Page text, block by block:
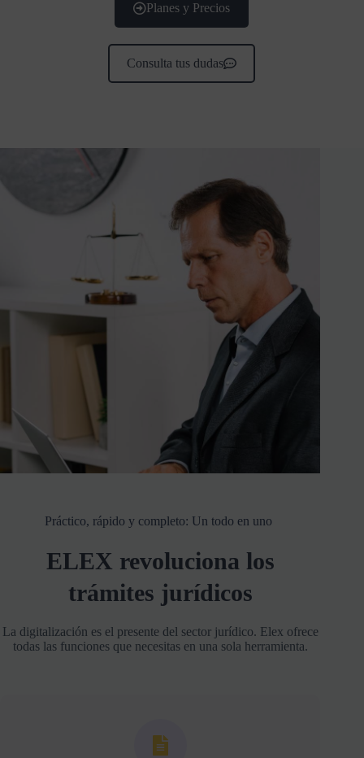
Planes y Precios
Consulta tus dudas
Práctico, rápido y completo: Un todo en uno
ELEX revoluciona los
trámites jurídicos
La digitalización es el presente del sector jurídico. Elex ofrece
todas las funciones que necesitas en una sola herramienta.